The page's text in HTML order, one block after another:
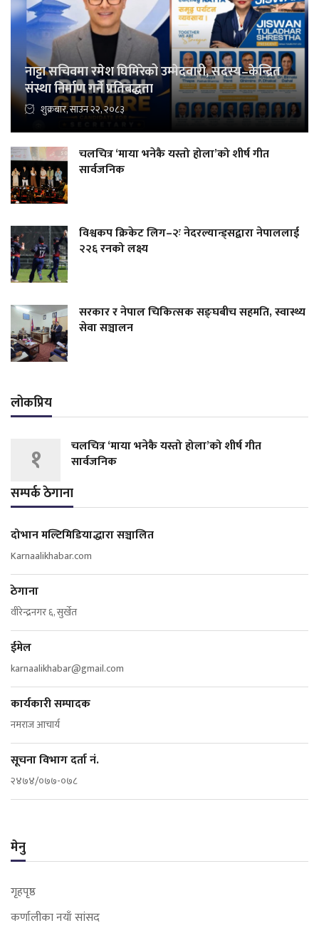
नाट्टा सचिवमा रमेश घिमिरेको उम्मेदवारी, सदस्य–केन्द्रित
संस्था निर्माण गर्ने प्रतिबद्धता
शुक्रबार, साउन २२, २०८३
चलचित्र ‘माया भनेकै यस्तो होला’को शीर्ष गीत
सार्वजनिक
विश्वकप क्रिकेट लिग–२ः नेदरल्यान्ड्सद्वारा नेपाललाई
२२६ रनको लक्ष्य
सरकार र नेपाल चिकित्सक सङ्घबीच सहमति, स्वास्थ्य
सेवा सञ्चालन
लोकप्रिय
१
चलचित्र ‘माया भनेकै यस्तो होला’को शीर्ष गीत
सार्वजनिक
सम्पर्क ठेगाना
दोभान मल्टिमिडियाद्धारा सञ्चालित
Karnaalikhabar.com
ठेगाना
वीरेन्द्रनगर ६, सुर्खेत
ईमेल
karnaalikhabar@gmail.com
कार्यकारी सम्पादक
नमराज आचार्य
सूचना विभाग दर्ता नं.
२४७४/०७७-०७८
मेनु
गृहपृष्ठ
कर्णालीका नयाँ सांसद